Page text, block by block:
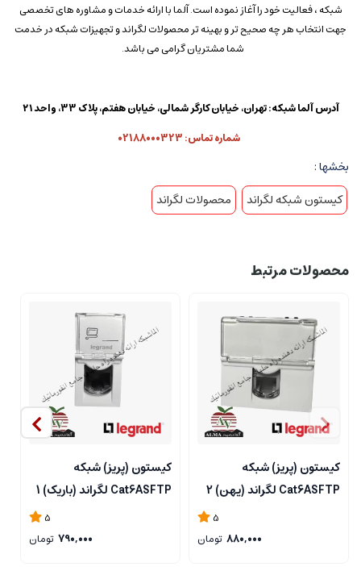
شبکه ، فعالیت خود را آغاز نموده است. آلما با ارائه خدمات و مشاوره های تخصصی
جهت انتخاب هر چه صحیح تر و بهینه تر محصولات لگراند و تجهیزات شبکه در خدمت
شما مشتریان گرامی می باشد.
آدرس آلما شبکه: تهران، خیابان کارگر شمالی، خیابان هفتم، پلاک 33، واحد ۲۱
شماره تماس: 02188000323
بخشها :
کیستون شبکه لگراند
محصولات لگراند
محصولات مرتبط
کیستون (پریز) شبکه
Cat6ASFTP لگراند (پهن) 2
5
880,000 تومان
کیستون (پریز) شبکه
Cat6ASFTP لگراند (باریک) 1
5
790,000 تومان